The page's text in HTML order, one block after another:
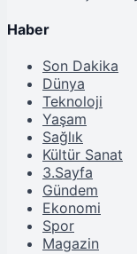
Haber
Son Dakika
Dünya
Teknoloji
Yaşam
Sağlık
Kültür Sanat
3.Sayfa
Gündem
Ekonomi
Spor
Magazin